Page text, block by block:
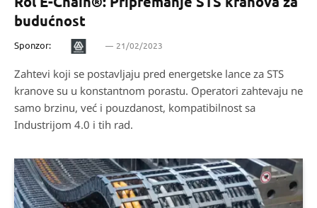
budućnost
Sponzor: 21/02/2023
Zahtevi koji se postavljaju pred energetske lance za STS
kranove su u konstantnom porastu. Operatori zahtevaju ne
samo brzinu, već i pouzdanost, kompatibilnost sa
Industrijom 4.0 i tih rad.